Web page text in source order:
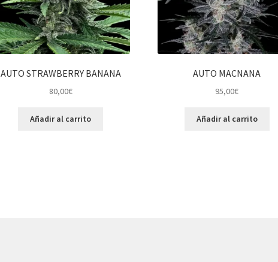
AUTO STRAWBERRY BANANA
80,00€
Añadir al carrito
AUTO MACNANA
95,00€
Añadir al carrito